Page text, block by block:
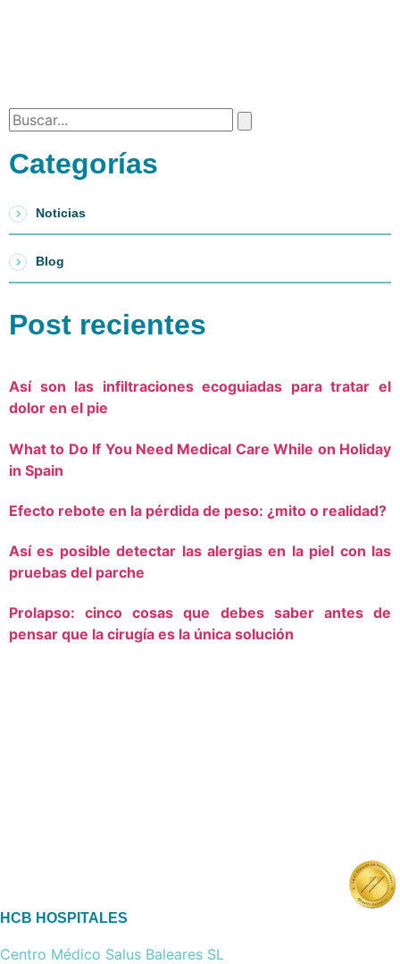
Categorías
Noticias
Blog
Post recientes
Así son las infiltraciones ecoguiadas para tratar el
dolor en el pie
What to Do If You Need Medical Care While on Holiday
in Spain
Efecto rebote en la pérdida de peso: ¿mito o realidad?
Así es posible detectar las alergias en la piel con las
pruebas del parche
Prolapso: cinco cosas que debes saber antes de
pensar que la cirugía es la única solución
HCB HOSPITALES
Centro Médico Salus Baleares SL